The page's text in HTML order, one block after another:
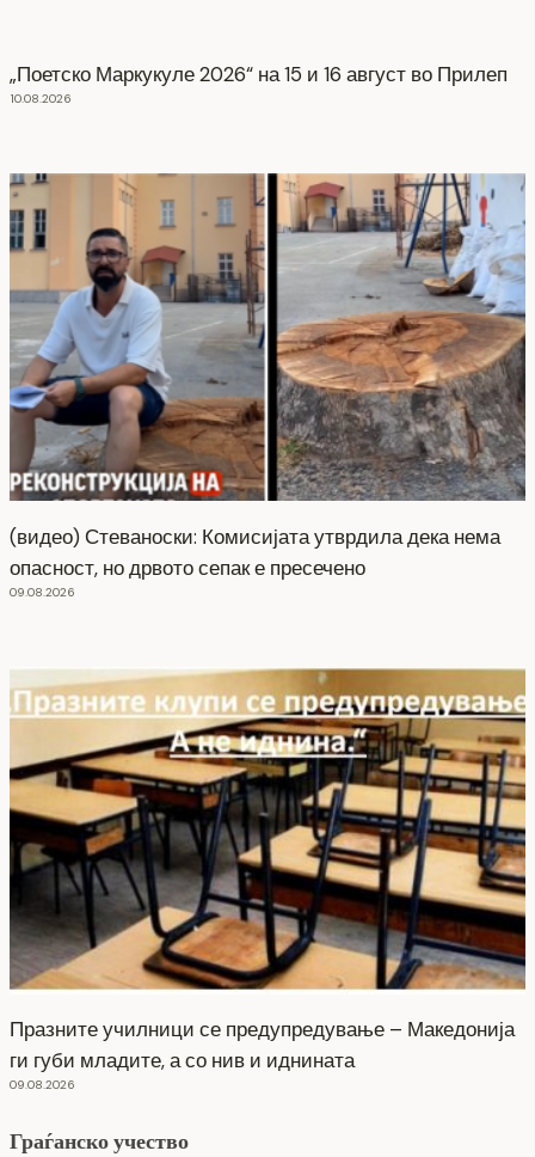
„Поетско Маркукуле 2026“ на 15 и 16 август во Прилеп
10.08.2026
(видео) Стеваноски: Комисијата утврдила дека нема
опасност, но дрвото сепак е пресечено
09.08.2026
Празните училници се предупредување – Македонија
ги губи младите, а со нив и иднината
09.08.2026
Граѓанско учество